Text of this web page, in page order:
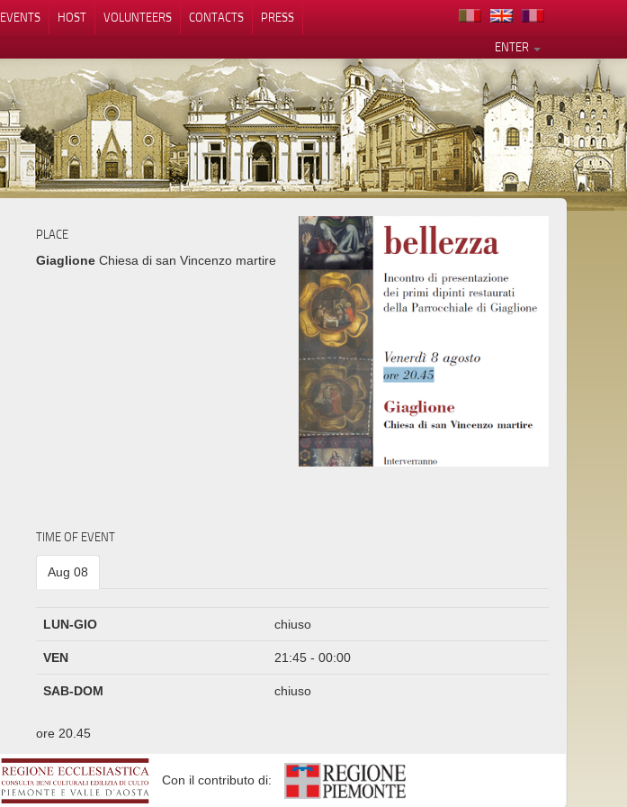
EVENTS HOST VOLUNTEERS CONTACTS
PRESS
ENTER
PLACE
GiaglioneChiesa di san Vincenzo martire
TIME OF EVENT
Aug 08
LUN-GIO chiuso
VEN 21:45 - 00:00
SAB-DOM chiuso
ore 20.45
Con il contributo di:
Your Privacy Choices